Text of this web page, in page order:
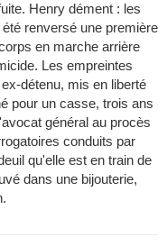
Henry dément : les
renversé une première
en marche arrière
Les empreintes
détenu, mis en liberté
pour un casse, trois ans
général au procès
conduits par
qu'elle est en train de
dans une bijouterie,